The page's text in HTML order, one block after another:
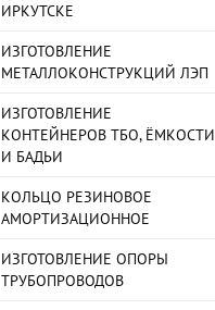
ИРКУТСКЕ
ИЗГОТОВЛЕНИЕ
МЕТАЛЛОКОНСТРУКЦИЙ ЛЭП
ИЗГОТОВЛЕНИЕ
КОНТЕЙНЕРОВ ТБО, ЁМКОСТИ
И БАДЬИ
КОЛЬЦО РЕЗИНОВОЕ
АМОРТИЗАЦИОННОЕ
ИЗГОТОВЛЕНИЕ ОПОРЫ
ТРУБОПРОВОДОВ